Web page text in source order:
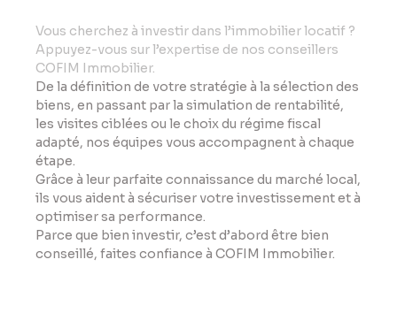
Vous cherchez à investir dans l’immobilier locatif ?
Appuyez-vous sur l’expertise de nos conseillers
COFIM Immobilier.
De la définition de votre stratégie à la sélection des
biens, en passant par la simulation de rentabilité,
les visites ciblées ou le choix du régime fiscal
adapté, nos équipes vous accompagnent à chaque
étape.
Grâce à leur parfaite connaissance du marché local,
ils vous aident à sécuriser votre investissement et à
optimiser sa performance.
Parce que bien investir, c’est d’abord être bien
conseillé, faites confiance à COFIM Immobilier.